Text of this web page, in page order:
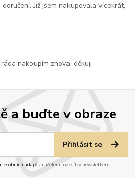
a buďte v obraze
Přihlásit se
osobních údajůza účelem rozesílky newsletteru.
Již jsem nakupovala vícekrát,
nakoupím znova. děkuji